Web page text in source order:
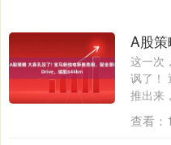
这一次
讽了！
推出来
查看：